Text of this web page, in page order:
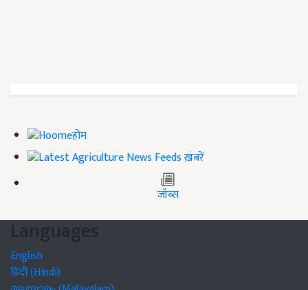
होम
ख़बरें
जॉब्स
Languages
English
हिंदी (Hindi)